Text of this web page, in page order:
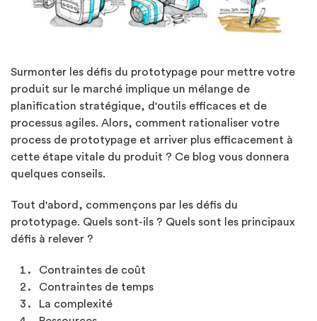
Surmonter les défis du prototypage pour mettre votre
produit sur le marché implique un mélange de
planification stratégique, d'outils efficaces et de
processus agiles. Alors, comment rationaliser votre
process de prototypage et arriver plus efficacement à
cette étape vitale du produit ? Ce blog vous donnera
quelques conseils.
Tout d'abord, commençons par les défis du
prototypage. Quels sont-ils ? Quels sont les principaux
défis à relever ?
Contraintes de coût
Contraintes de temps
La complexité